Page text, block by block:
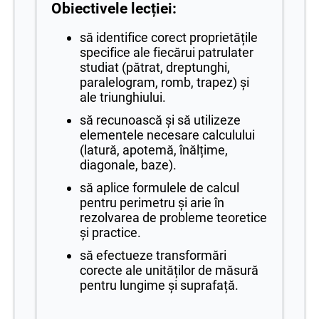
Obiectivele lecției:
să identifice corect proprietățile
specifice ale fiecărui patrulater
studiat (pătrat, dreptunghi,
paralelogram, romb, trapez) și
ale triunghiului.
să recunoască și să utilizeze
elementele necesare calculului
(latură, apotemă, înălțime,
diagonale, baze).
să aplice formulele de calcul
pentru perimetru și arie în
rezolvarea de probleme teoretice
și practice.
să efectueze transformări
corecte ale unităților de măsură
pentru lungime și suprafață.